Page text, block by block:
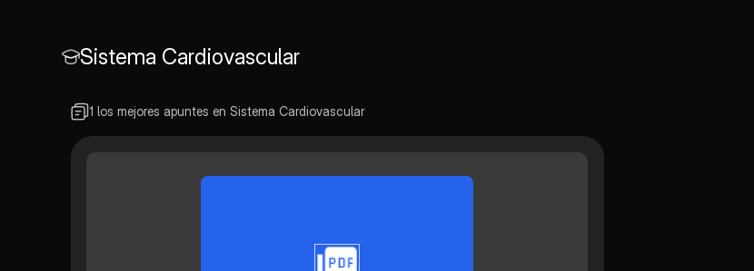
Sistema Cardiovascular
1 los mejores apuntes en Sistema Cardiovascular